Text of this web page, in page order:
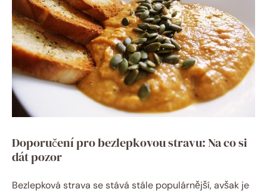
Doporučení pro bezlepkovou stravu: Na co si
dát pozor
Bezlepková strava se stává stále populárnější, avšak je